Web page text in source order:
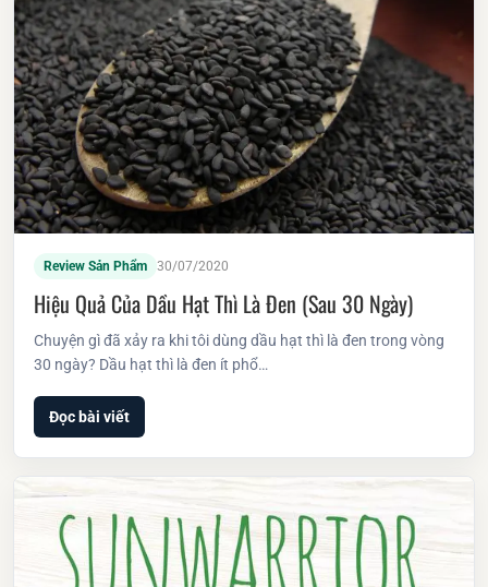
Review Sản Phẩm 30/07/2020
Hiệu Quả Của Dầu Hạt Thì Là Đen (sau 30 Ngày)
Chuyện gì đã xảy ra khi tôi dùng dầu hạt thì là đen trong vòng
30 ngày? Dầu hạt thì là đen ít phổ…
Đọc bài viết